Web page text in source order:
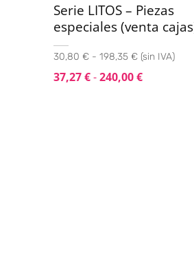
Serie LITOS – Piezas
especiales (venta
30,80 € - 198,35 € (sin IVA)
37,27€ - 240,00€